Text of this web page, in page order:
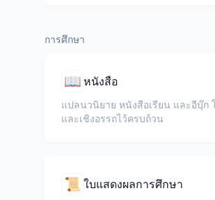
การศึกษา
📖หนังสือ
แปลนวนิยาย หนังสือเรียน และอีบุ๊ก
และเชิงอรรถไว้ครบถ้วน
📜 ใบแสดงผลการศึกษา